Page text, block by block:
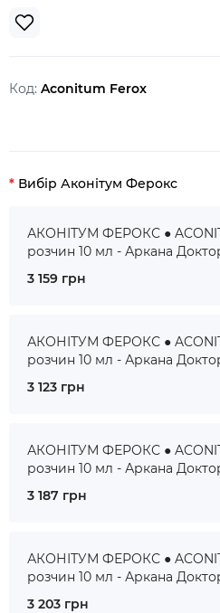
Код: Aconitum Ferox
Вибір Аконітум Ферокс
АКОНІТУМ ФЕРОКС ●
розчин 10 мл - Аркана
3 159 грн
АКОНІТУМ ФЕРОКС ●
розчин 10 мл - Аркана
3 123 грн
АКОНІТУМ ФЕРОКС ●
розчин 10 мл - Аркана
3 187 грн
АКОНІТУМ ФЕРОКС ●
розчин 10 мл - Аркана
3 203 грн